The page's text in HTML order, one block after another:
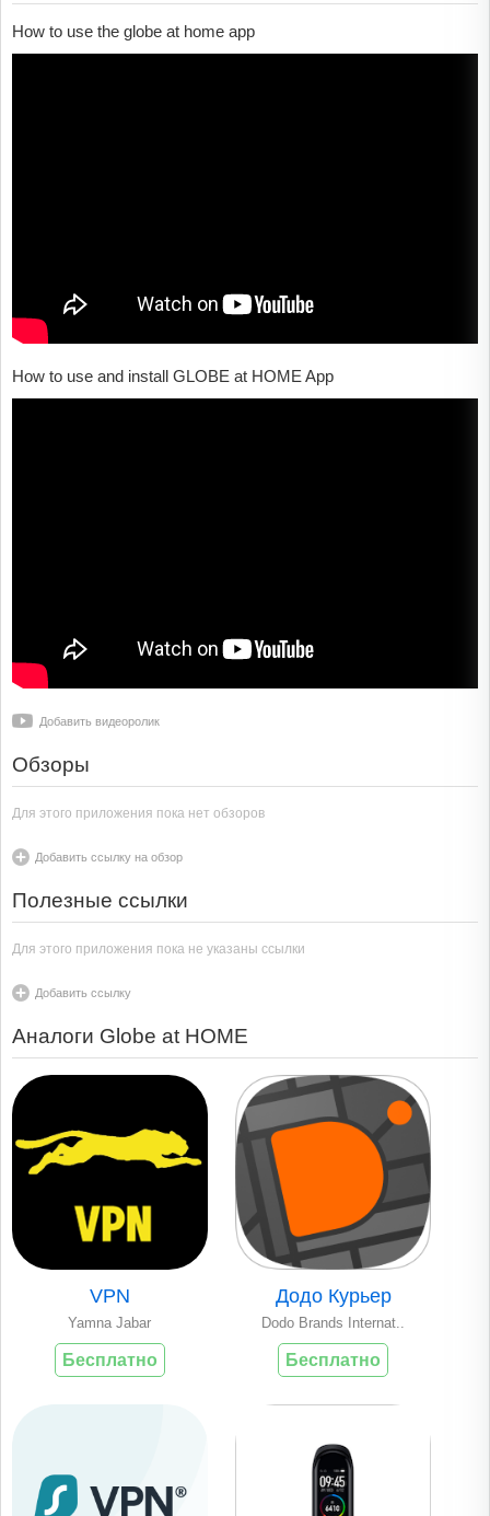
How to use the globe at home app
How to use and install GLOBE at HOME App
Добавить видеоролик
Обзоры
Для этого приложения пока нет обзоров
Добавить ссылку на обзор
Полезные ссылки
Для этого приложения пока не указаны ссылки
Добавить ссылку
Аналоги Globe at HOME
VPN
Yamna Jabar
Бесплатно
Додо Курьер
Dodo Brands Internat..
Бесплатно